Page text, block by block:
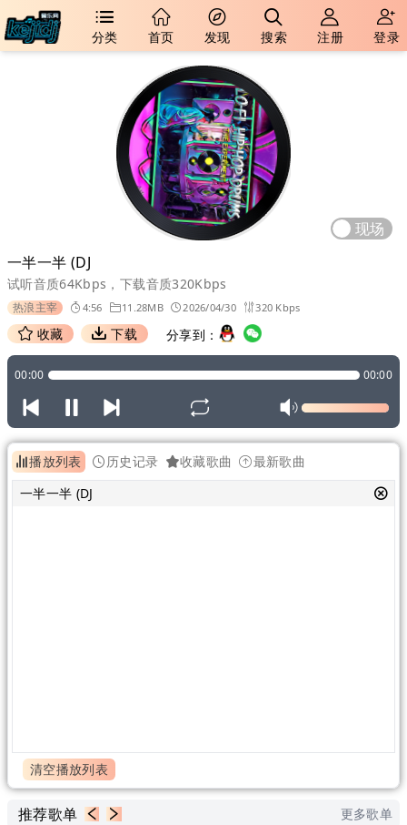
分类 首页 发现 搜索 注册 登录
现场
一半一半 (DJ
试听音质64Kbps，下载音质320Kbps
热浪主宰 4:56 11.28MB 2026/04/30 320 Kbps
收藏 下载 分享到：
00:00 00:00
播放列表 历史记录 收藏歌曲
最新歌曲
一半一半 (DJ
清空播放列表
推荐歌单 更多歌单